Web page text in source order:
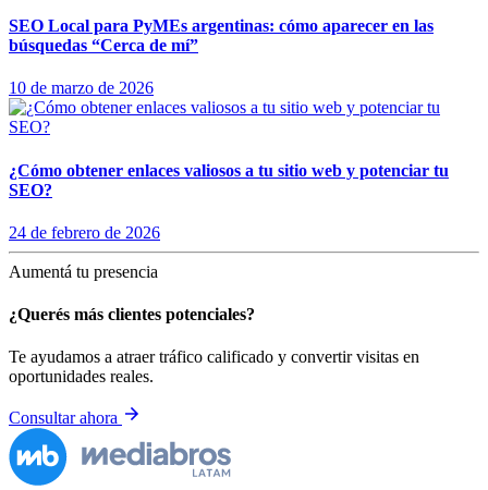
SEO Local para PyMEs argentinas: cómo aparecer en las
búsquedas “Cerca de mí”
10 de marzo de 2026
¿Cómo obtener enlaces valiosos a tu sitio web y potenciar tu
SEO?
24 de febrero de 2026
Aumentá tu presencia
¿Querés más clientes potenciales?
Te ayudamos a atraer tráfico calificado y convertir visitas en
oportunidades reales.
Consultar ahora